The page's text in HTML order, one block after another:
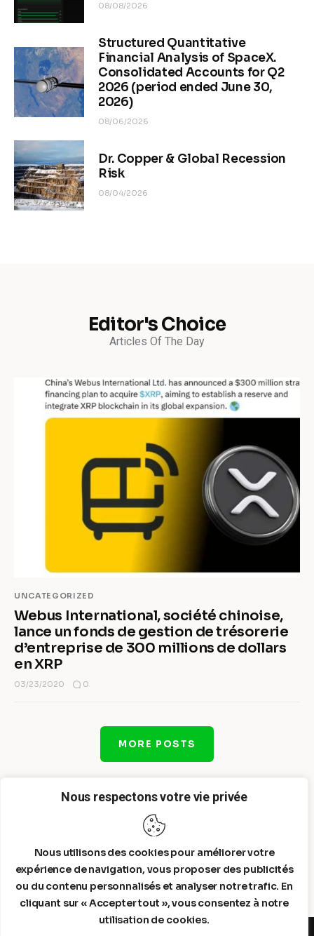
Nous respectons votre vie privée
Nous utilisons des cookies pour améliorer votre
expérience de navigation, vous proposer des publicités
ou du contenu personnalisés et analyser notre trafic. En
cliquant sur « Accepter tout », vous consentez à notre
utilisation de cookies.
08/08/2026
Structured Quantitative
Financial Analysis of SpaceX.
Consolidated Accounts for Q2
2026 (period ended June 30,
2026)
08/06/2026
Dr. Copper & Global Recession
Risk
08/04/2026
Editor's Choice
Articles Of The Day
UNCATEGORIZED
Webus International, société chinoise,
lance un fonds de gestion de trésorerie
d’entreprise de 300 millions de dollars
en XRP
03/23/2020 0
MORE POSTS